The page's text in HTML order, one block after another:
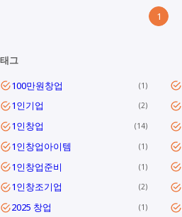
1
태그
100만원창업
1
1인기업 2
1인창업 14
1인창업아이템 1
1인창업준비 1
1인창조기업 2
2025 창업 1